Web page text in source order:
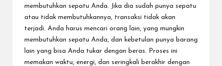
membutuhkan sepatu Anda. Jika dia sudah punya sepatu
atau tidak membutuhkannya, transaksi tidak akan
terjadi. Anda harus mencari orang lain, yang mungkin
membutuhkan sepatu Anda, dan kebetulan punya barang
lain yang bisa Anda tukar dengan beras. Proses ini
memakan waktu, energi, dan seringkali berakhir dengan